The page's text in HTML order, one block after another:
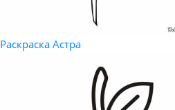
Раскраска Астра